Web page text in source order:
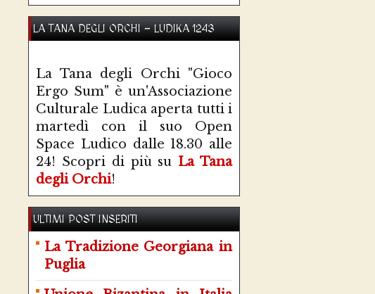
LA TANA DEGLI ORCHI - LUDIKA 1243
La Tana degli Orchi "Gioco
Ergo Sum" è un'Associazione
Culturale Ludica aperta tutti i
martedì con il suo Open
Space Ludico dalle 18.30 alle
24! Scopri di più su La Tana
degli Orchi!
ULTIMI POST INSERITI
La Tradizione Georgiana in
Puglia